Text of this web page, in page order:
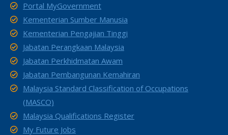
Portal MyGovernment
Kementerian Sumber Manusia
Kementerian Pengajian Tinggi
Jabatan Perangkaan Malaysia
Jabatan Perkhidmatan Awam
Jabatan Pembangunan Kemahiran
Malaysia Standard Classification of Occupations
(MASCO)
Malaysia Qualifications Register
My Future Jobs